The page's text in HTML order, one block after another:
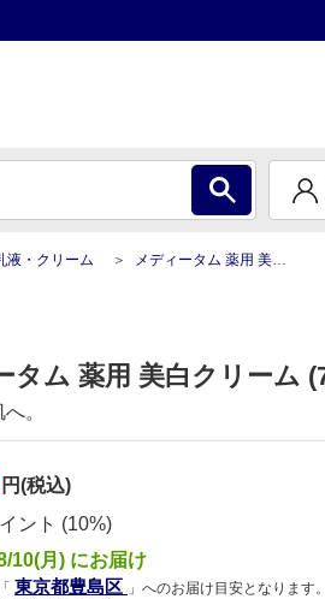
液・クリーム メディータム 薬用 美白クリーム (70g)
タム 薬用 美白クリーム
。
円(税込)
ント (10%)
10(月) にお届け
東京都豊島区 」へのお届け目安となります。